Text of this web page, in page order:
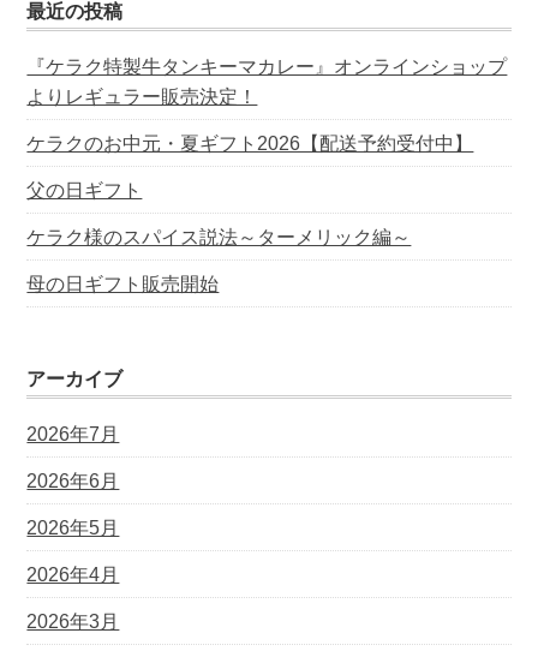
最近の投稿
『ケラク特製牛タンキーマカレー』オンラインショップ
よりレギュラー販売決定！
ケラクのお中元・夏ギフト2026【配送予約受付中】
父の日ギフト
ケラク様のスパイス説法～ターメリック編～
母の日ギフト販売開始
アーカイブ
2026年7月
2026年6月
2026年5月
2026年4月
2026年3月